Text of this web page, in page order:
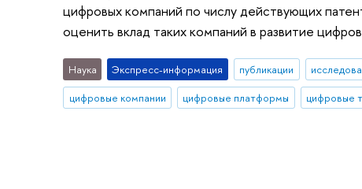
цифровых компаний по числу действующих
оценить вклад таких компаний в развитие
Наука Экспресс-информация публикации
цифровые компании
цифровые платформы цифровые